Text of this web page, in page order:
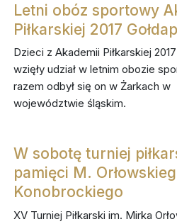
Letni obóz sportowy
Piłkarskiej 2017 Gołdap
Dzieci z Akademii Piłkarskiej
wzięły udział w letnim obozie
razem odbył się on w Żarkach w
województwie śląskim.
W sobotę turniej
pamięci M.
Konobrockiego
XV Turniej Piłkarski im. Mirka